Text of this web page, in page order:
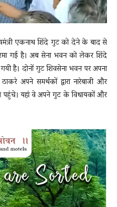
एकनाथ शिंदे गुट को देने के बाद से
गई है। अब सेना भवन को लेकर शिंदे
है। दोनों गुट शिवसेना भवन पर अपना
अपने समर्थकों द्वारा नारेबाजी और
यहां वे अपने गुट के विधायकों और